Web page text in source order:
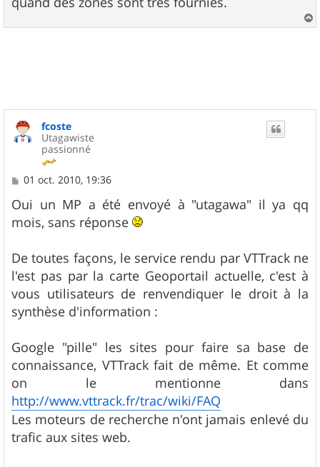
a
fcoste
Utagawiste
passionné
M
s
s
a
01 oct. 2010, 19:36
Oui un MP a été envoyé à "utagawa" il ya qq
mois, sans réponse
De toutes façons, le service rendu par VTTrack ne
l'est pas par la carte Geoportail actuelle, c'est à
vous utilisateurs de renvendiquer le droit à la
synthèse d'information :
Google "pille" les sites pour faire sa base de
connaissance, VTTrack fait de même. Et comme
on le mentionne dans
http://www.vttrack.fr/trac/wiki/FAQ
Les moteurs de recherche n'ont jamais enlevé du
trafic aux sites web.